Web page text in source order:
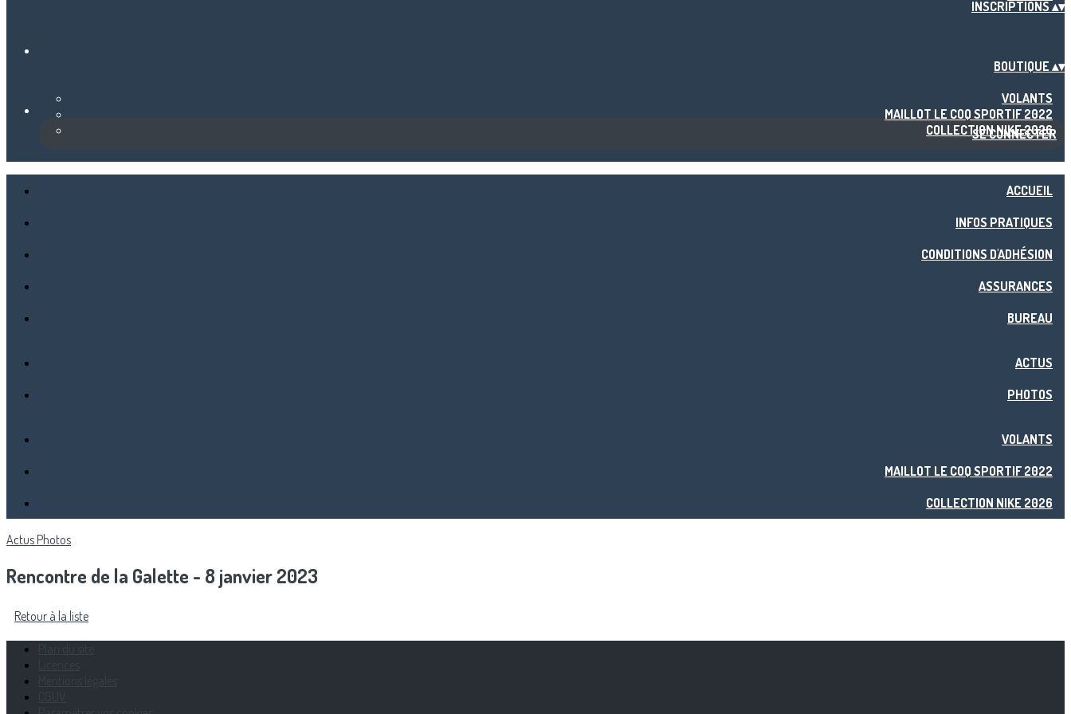
INSCRIPTIONS ▴▾
BOUTIQUE▴▾
VOLANTS
MAILLOT LE COQ SPORTIF 2022
COLLECTION NIKE 2026
SE CONNECTER
ACCUEIL
INFOS PRATIQUES
CONDITIONS D'ADHÉSION
ASSURANCES
BUREAU
ACTUS
PHOTOS
VOLANTS
MAILLOT LE COQ SPORTIF 2022
COLLECTION NIKE 2026
Actus Photos
Rencontre de la Galette - 8 janvier 2023
Retour à la liste